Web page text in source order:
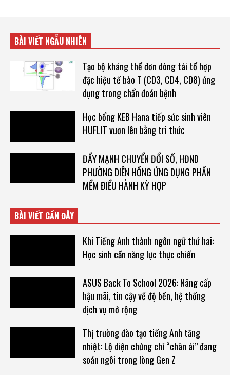
BÀI VIẾT NGẪU NHIÊN
Tạo bộ kháng thể đơn dòng tái tổ hợp
đặc hiệu tế bào T (CD3, CD4, CD8) ứng
dụng trong chẩn đoán bệnh
Học bổng KEB Hana tiếp sức sinh viên
HUFLIT vươn lên bằng tri thức
ĐẨY MẠNH CHUYỂN ĐỔI SỐ, HĐND
PHƯỜNG DIÊN HỒNG ỨNG DỤNG PHẦN
MỀM ĐIỀU HÀNH KỲ HỌP
BÀI VIẾT GẦN ĐÂY
Khi Tiếng Anh thành ngôn ngữ thứ hai:
Học sinh cần năng lực thực chiến
ASUS Back To School 2026: Nâng cấp
hậu mãi, tin cậy về độ bền, hệ thống
dịch vụ mở rộng
Thị trường đào tạo tiếng Anh tăng
nhiệt: Lộ diện chứng chỉ “chân ái” đang
soán ngôi trong lòng Gen Z